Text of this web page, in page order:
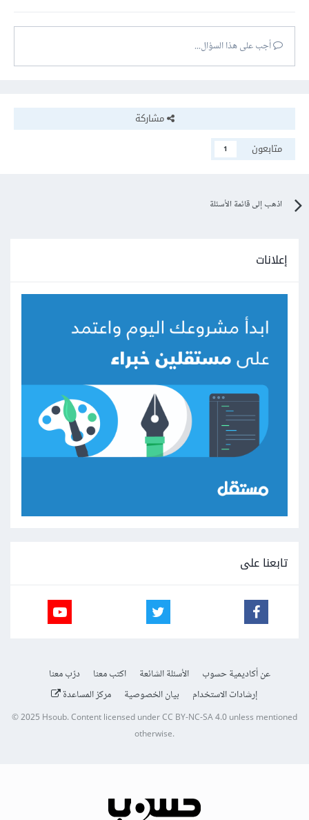
أجب على هذا السؤال...
مشاركة
متابعون
1
اذهب إلى قائمة الأسئلة
إعلانات
تابعنا على
عن أكاديمية حسوب الأسئلة الشائعة اكتب معنا
درّب معنا
إرشادات الاستخدام
بيان الخصوصية مركز المساعدة
© 2025Hsoub.Content licensed underCC BY-NC-SA 4.0unless mentioned
otherwise.